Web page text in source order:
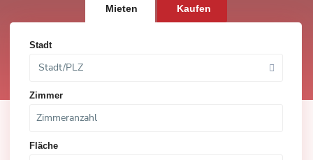
Mieten Kaufen
Stadt
Stadt/PLZ
Zimmer
Fläche